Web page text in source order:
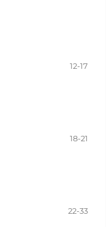
12-17
18-21
22-33